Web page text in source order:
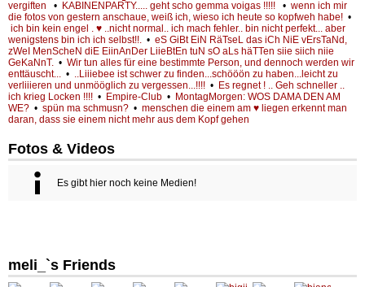
vergiften
• KABINENPARTY..... geht scho gemma voigas !!!!! • wenn ich mir
die fotos von gestern anschaue, weiß ich, wieso ich heute so kopfweh habe! •
ich bin kein engel . ♥ ..nicht normal.. ich mach fehler.. bin nicht perfekt... aber
wenigstens bin ich ich selbst!!.
• eS GiBt EiN RäTseL das iCh NiE vErsTaNd,
zWeI MenScheN diE EiinAnDer LiieBtEn tuN sO aLs häTTen siie siich niie
GeKaNnT. • Wir tun alles für eine bestimmte Person, und dennoch werden wir
enttäuscht...
•
..Liiiebee ist schwer zu finden...schööön zu haben...leicht zu
verliiieren und unmööglich zu vergessen...!!!! • Es regnet ! .. Geh schneller ..
ich krieg Locken !!!! • Empire-Club • MontagMorgen: WOS DAMA DEN AM
WE? • spün ma schmusn? • menschen die einem am ♥ liegen erkennt man
daran, dass sie einem nicht mehr aus dem Kopf gehen
Fotos & Videos
Es gibt hier noch keine Medien!
meli_`s Friends